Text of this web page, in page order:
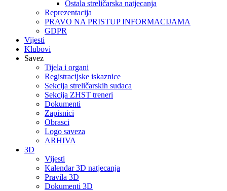
Ostala streličarska natjecanja
Reprezentacija
PRAVO NA PRISTUP INFORMACIJAMA
GDPR
Vijesti
Klubovi
Savez
Tijela i organi
Registracijske iskaznice
Sekcija streličarskih sudaca
Sekcija ZHST treneri
Dokumenti
Zapisnici
Obrasci
Logo saveza
ARHIVA
3D
Vijesti
Kalendar 3D natjecanja
Pravila 3D
Dokumenti 3D